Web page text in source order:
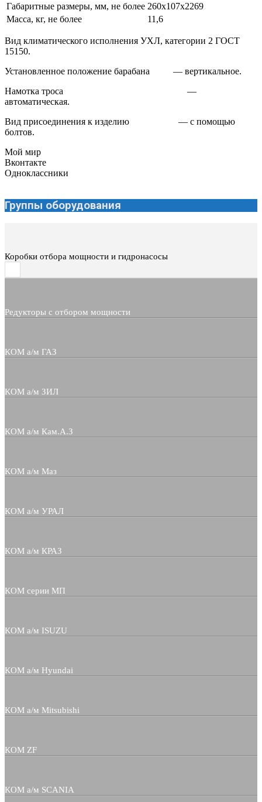
Габаритные размеры, мм, не более 260х107х2269
Масса, кг, не более
11,6
Вид климатического исполнения УХЛ, категории 2 ГОСТ
15150.
Установленное положение барабана — вертикальное.
Намотка троса —
автоматическая.
Вид присоединения к изделию — с помощью
болтов.
Мой мир
Вконтакте
Одноклассники
Группы оборудования
Коробки отбора мощности и гидронасосы
Редукторы с отбором мощности
КОМ а/м ГАЗ
КОМ а/м ЗИЛ
КОМ а/м Кам.А.З
КОМ а/м Маз
КОМ а/м УРАЛ
КОМ а/м КРАЗ
КОМ серии МП
КОМ а/м ISUZU
КОМ а/м Hyundai
КОМ а/м Mitsubishi
КОМ ZF
КОМ а/м SCANIA